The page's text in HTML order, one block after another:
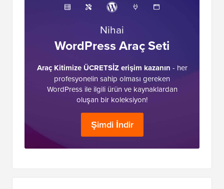
Nihai
WordPress Araç Seti
Araç Kitimize ÜCRETSİZ erişim kazanın - her
profesyonelin sahip olması gereken
WordPress ile ilgili ürün ve kaynaklardan
oluşan bir koleksiyon!
Şimdi İndir